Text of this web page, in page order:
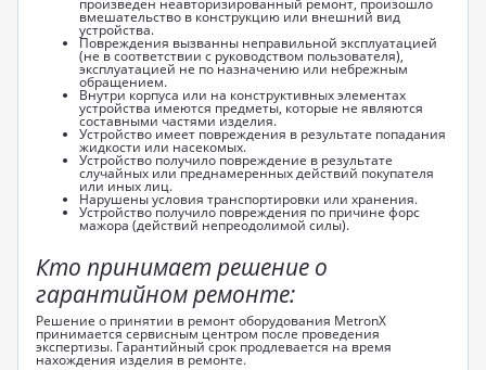
вмешательство в конструкцию или внешний вид
устройства.
Повреждения вызванны неправильной эксплуатацией
(не в соответствии с руководством пользователя),
эксплуатацией не по назначению или небрежным
обращением.
Внутри корпуса или на конструктивных элементах
устройства имеются предметы, которые не являются
составными частями изделия.
Устройство имеет повреждения в результате попадания
жидкости или насекомых.
Устройство получило повреждение в результате
случайных или преднамеренных действий покупателя
или иных лиц.
Нарушены условия транспортировки или хранения.
Устройство получило повреждения по причине форс
мажора (действий непреодолимой силы).
Кто принимает решение о
гарантийном ремонте:
Решение о принятии в ремонт оборудования MetronX
принимается сервисным центром после проведения
экспертизы. Гарантийный срок продлевается на время
нахождения изделия в ремонте.